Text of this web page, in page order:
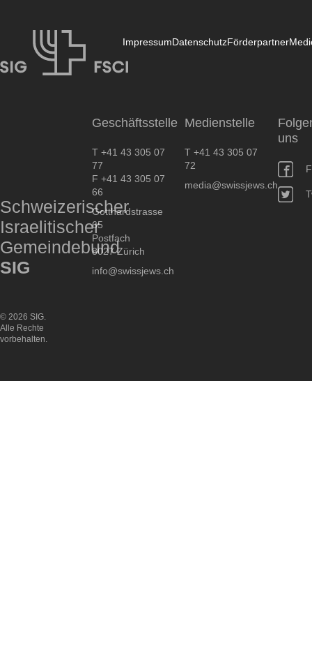
ImpressumDatenschutzFörderpartner
Schweizerischer
Israelitischer
Gemeindebund
SIG
Geschäftsstelle
T +41 43 305 07
77
F +41 43 305 07
66
Gotthardstrasse
65
Postfach
8027 Zürich
info@swissjews.ch
Medienstelle
T +41 43 305 07
72
media@swissjews.ch
uns
© 2026 SIG.
Alle Rechte
vorbehalten.